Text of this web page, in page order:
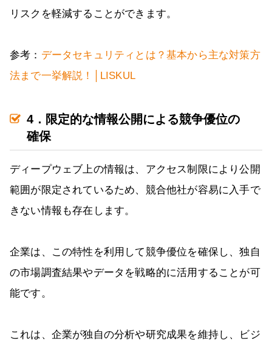
リスクを軽減することができます。
参考： データセキュリティとは？基本から主な対策方
法まで一挙解説！│LISKUL
4．限定的な情報公開による競争優位の
確保
ディープウェブ上の情報は、アクセス制限により公開
範囲が限定されているため、競合他社が容易に入手で
きない情報も存在します。
企業は、この特性を利用して競争優位を確保し、独自
の市場調査結果やデータを戦略的に活用することが可
能です。
これは、企業が独自の分析や研究成果を維持し、ビジ